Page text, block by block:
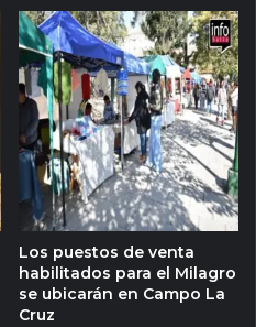
Los puestos de venta
habilitados para el Milagro
se ubicarán en Campo La
Cruz